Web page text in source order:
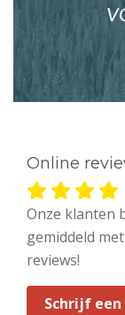
Online
Onze klanten
gemiddeld
reviews!
Schrijf